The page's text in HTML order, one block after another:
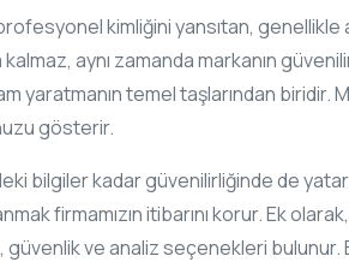
kimliğini yansıtan,
aynı zamanda markanın
yaratmanın temel taşlarından biridir.
gösterir.
bilgiler kadar güvenilirliğinde de
firmamızın itibarını korur. Ek olarak,
ve analiz seçenekleri bulunur.